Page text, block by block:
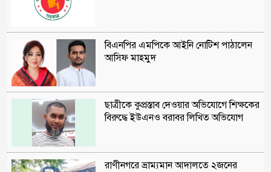
বিএনপির এমপিকে আইনি নোটিশ পাঠালেন
আসিফ মাহমুদ
ছাত্রীকে কুপ্রস্তাব দেওয়ার অভিযোগে শিক্ষকের
বিরুদ্ধে ইউএনও বরাবর লিখিত অভিযোগ
রাণীনগরে ভ্রাম্যমান আদালতে ২জনের